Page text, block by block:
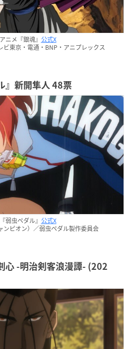
ニメ『銀魂』 公式X
東京・電通・BNP・アニプレックス
』新開隼人 48票
弱虫ペダル』 公式X
ピオン）／弱虫ペダル製作委員会
心 -明治剣客浪漫譚- (202